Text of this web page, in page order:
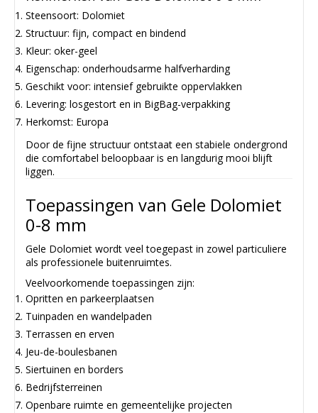
Steensoort: Dolomiet
Structuur: fijn, compact en bindend
Kleur: oker-geel
Eigenschap: onderhoudsarme halfverharding
Geschikt voor: intensief gebruikte oppervlakken
Levering: losgestort en in BigBag-verpakking
Herkomst: Europa
Door de fijne structuur ontstaat een stabiele ondergrond
die comfortabel beloopbaar is en langdurig mooi blijft
liggen.
Toepassingen van Gele Dolomiet
0-8 mm
Gele Dolomiet wordt veel toegepast in zowel particuliere
als professionele buitenruimtes.
Veelvoorkomende toepassingen zijn:
Opritten en parkeerplaatsen
Tuinpaden en wandelpaden
Terrassen en erven
Jeu-de-boulesbanen
Siertuinen en borders
Bedrijfsterreinen
Openbare ruimte en gemeentelijke projecten